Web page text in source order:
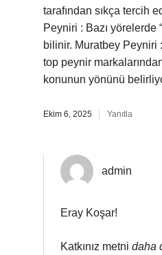
tarafından sıkça tercih
Peyniri : Bazı yörelerde
bilinir. Muratbey Peyniri
top peynir
konunun yönünü
Ekim 6, 2025 Yanıtla
admin
Eray Koşar!
Katkınız metni daha